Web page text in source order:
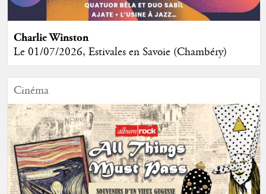
Charlie Winston
Le 01/07/2026, Estivales en Savoie (Chambéry)
Cinéma